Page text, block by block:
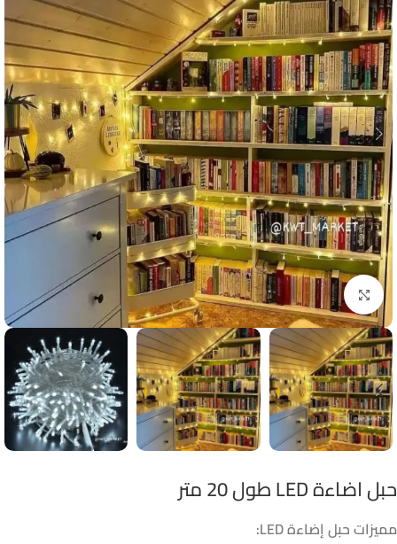
Click to enlarge
حبل اضاءة LED طول 20 متر
مميزات حبل إضاءة LED: